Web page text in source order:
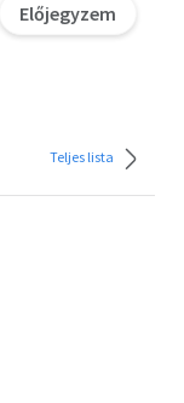
Előjegyzem
Teljes lista